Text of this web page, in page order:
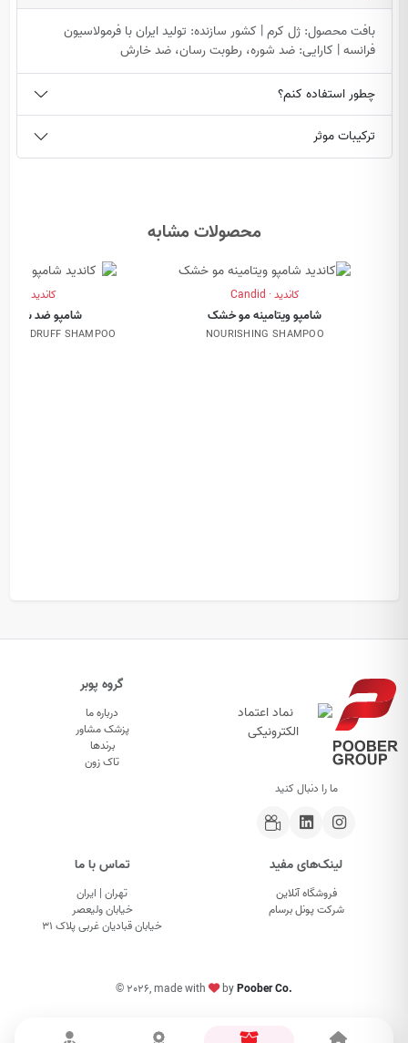
بافت محصول: ژل کرم | کشور سازنده: تولید ایران با فرمولاسیون
فرانسه | کارایی: ضد شوره، رطوبت رسان، ضد خارش
چطور استفاده کنم؟
ترکیبات موثر
محصولات مشابه
کاندید · Candid
شامپو ویتامینه مو خشک
NOURISHING SHAMPOO
کاندید · Candid
شامپو ضد شوره
DANDRUFF SHAMPOO
ما را دنبال کنید
گروه پوبر
درباره ما
پزشک مشاور
برندها
تاک زون
لینک‌های مفید
فروشگاه آنلاین
شرکت پونل برسام
تماس با ما
تهران | ایران
خیابان ولیعصر
خیابان قبادیان غربی پلاک ۳۱
© 2026, made with byPoober Co.